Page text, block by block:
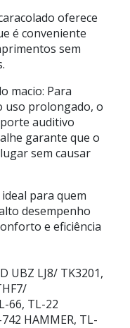
oferece
é conveniente
sem
macio: Para
prolongado, o
auditivo
garante que o
sem causar
ideal para quem
desempenho
e eficiência
UBZ LJ8/ TK3201,
66, TL-22
HAMMER, TL-